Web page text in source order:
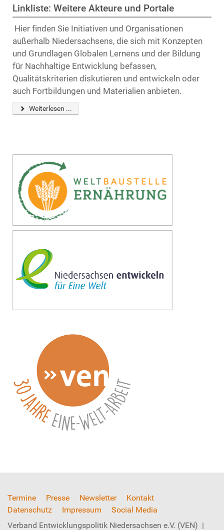
Linkliste: Weitere Akteure und Portale
Hier finden Sie Initiativen und Organisationen
außerhalb Niedersachsens, die sich mit Konzepten
und Grundlagen Globalen Lernens und der Bildung
für Nachhaltige Entwicklung befassen,
Qualitätskriterien diskutieren und entwickeln oder
auch Fortbildungen und Materialien anbieten.
Weiterlesen ...
Termine Presse Newsletter
Kontakt
Datenschutz
Impressum
Social Media
Verband Entwicklungspolitik Niedersachsen e.V. (VEN) |